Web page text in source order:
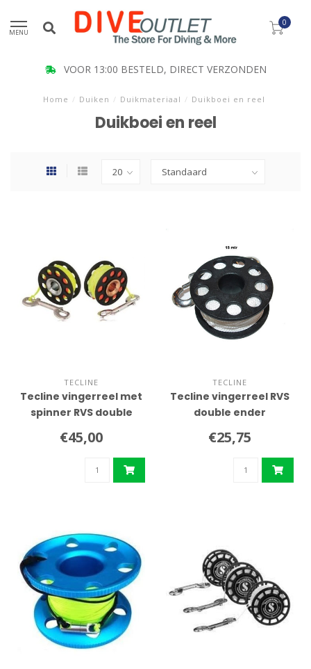
MENU
0
VOOR 13:00 BESTELD, DIRECT VERZONDEN
Home / Duiken / Duikmateriaal / Duikboei en reel
Duikboei en reel
TECLINE
Tecline vingerreel met
spinner RVS double
€45,00
TECLINE
Tecline vingerreel RVS
double ender
€25,75